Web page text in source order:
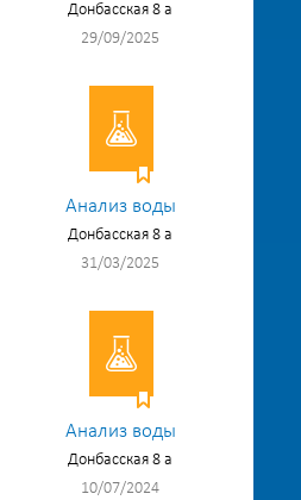
Донбасская 8 а
29/09/2025
Анализ воды
Донбасская 8 а
31/03/2025
Анализ воды
Донбасская 8 а
10/07/2024